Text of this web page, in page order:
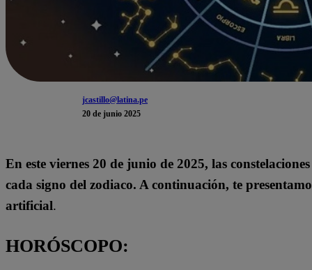
jcastillo@latina.pe
20 de junio 2025
En este viernes 20 de junio de 2025, las
cada signo del zodiaco. A continuación, te
artificial.
HORÓSCOPO: